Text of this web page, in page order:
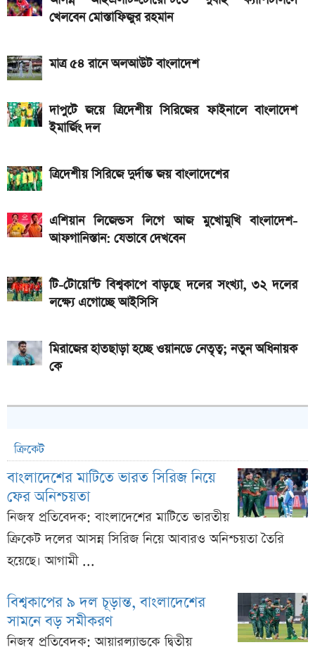
ও 4G
ডিসপ্লে, থাকছে সরু ফ্রেম
দাম
স্পেসিফিকেশন
খেলবেন মোস্তাফিজুর রহমান
মাত্র ৫৪ রানে অলআউট বাংলাদেশ
দাপুটে জয়ে ত্রিদেশীয় সিরিজের ফাইনালে বাংলাদেশ
ইমার্জিং দল
ত্রিদেশীয় সিরিজে দুর্দান্ত জয় বাংলাদেশের
এশিয়ান লিজেন্ডস লিগে আজ মুখোমুখি বাংলাদেশ-
আফগানিস্তান: যেভাবে দেখবেন
টি-টোয়েন্টি বিশ্বকাপে বাড়ছে দলের সংখ্যা, ৩২ দলের
লক্ষ্যে এগোচ্ছে আইসিসি
মিরাজের হাতছাড়া হচ্ছে ওয়ানডে নেতৃত্ব; নতুন অধিনায়ক
কে
ক্রিকেট
বাংলাদেশের মাটিতে ভারত সিরিজ নিয়ে
ফের অনিশ্চয়তা
নিজস্ব প্রতিবেদক: বাংলাদেশের মাটিতে ভারতীয়
ক্রিকেট দলের আসন্ন সিরিজ নিয়ে আবারও অনিশ্চয়তা তৈরি
হয়েছে। আগামী ...
বিশ্বকাপের ৯ দল চূড়ান্ত, বাংলাদেশের
সামনে বড় সমীকরণ
নিজস্ব প্রতিবেদক: আয়ারল্যান্ডকে দ্বিতীয়